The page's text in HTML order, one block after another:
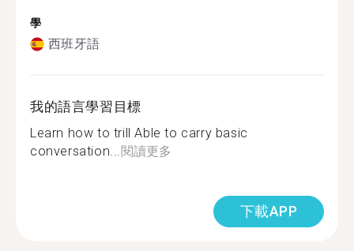
學
西班牙語
我的語言學習目標
Learn how to trill Able to carry basic
conversation...閱讀更多
下載APP